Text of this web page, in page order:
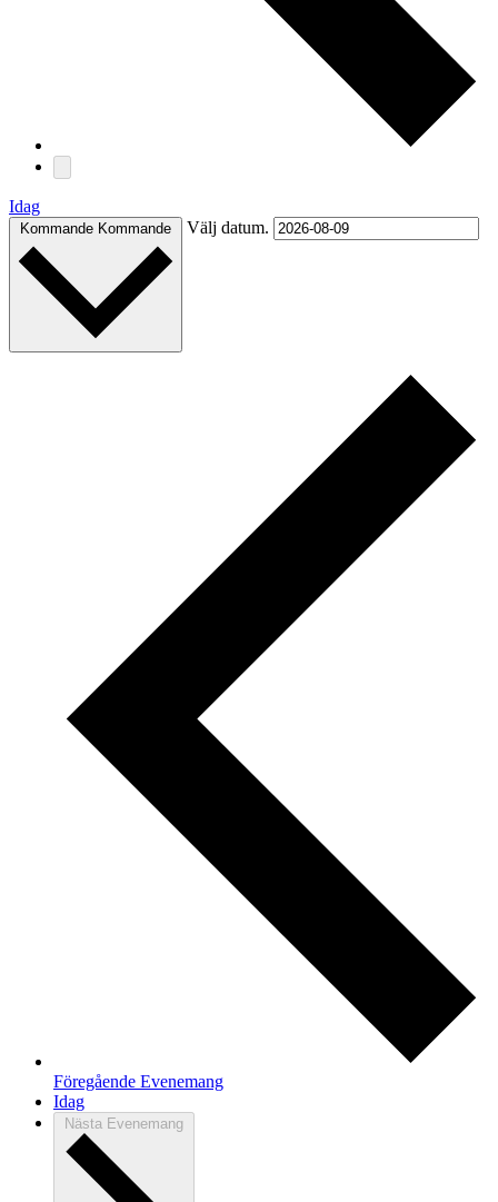
Idag
Kommande Kommande Välj datum.
Föregående Evenemang
Idag
Nästa Evenemang